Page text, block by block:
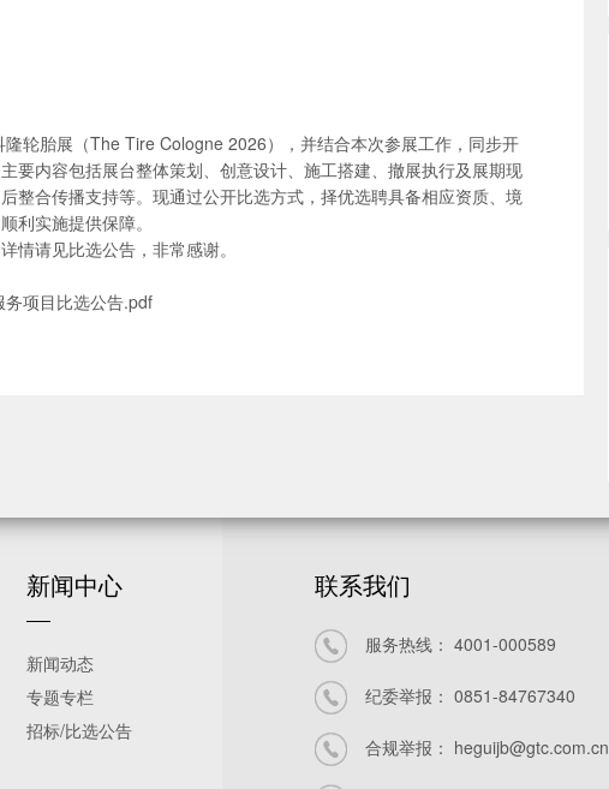
轮胎展（The Tire Cologne 2026），并结合本次参展工作，同步开
要内容包括展台整体策划、创意设计、施工搭建、撤展执行及展期现
整合传播支持等。现通过公开比选方式，择优选聘具备相应资质、境
利实施提供保障。
情请见比选公告，非常感谢。
项目比选公告.pdf
新闻中心
新闻动态
专题专栏
招标/比选公告
联系我们
服务热线： 4001-000589
纪委举报： 0851-84767340
合规举报： heguijb@gtc.com.cn